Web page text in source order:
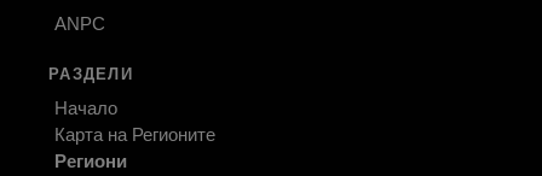
ANPC
РАЗДЕЛИ
Начало
Карта на Регионите
Региони